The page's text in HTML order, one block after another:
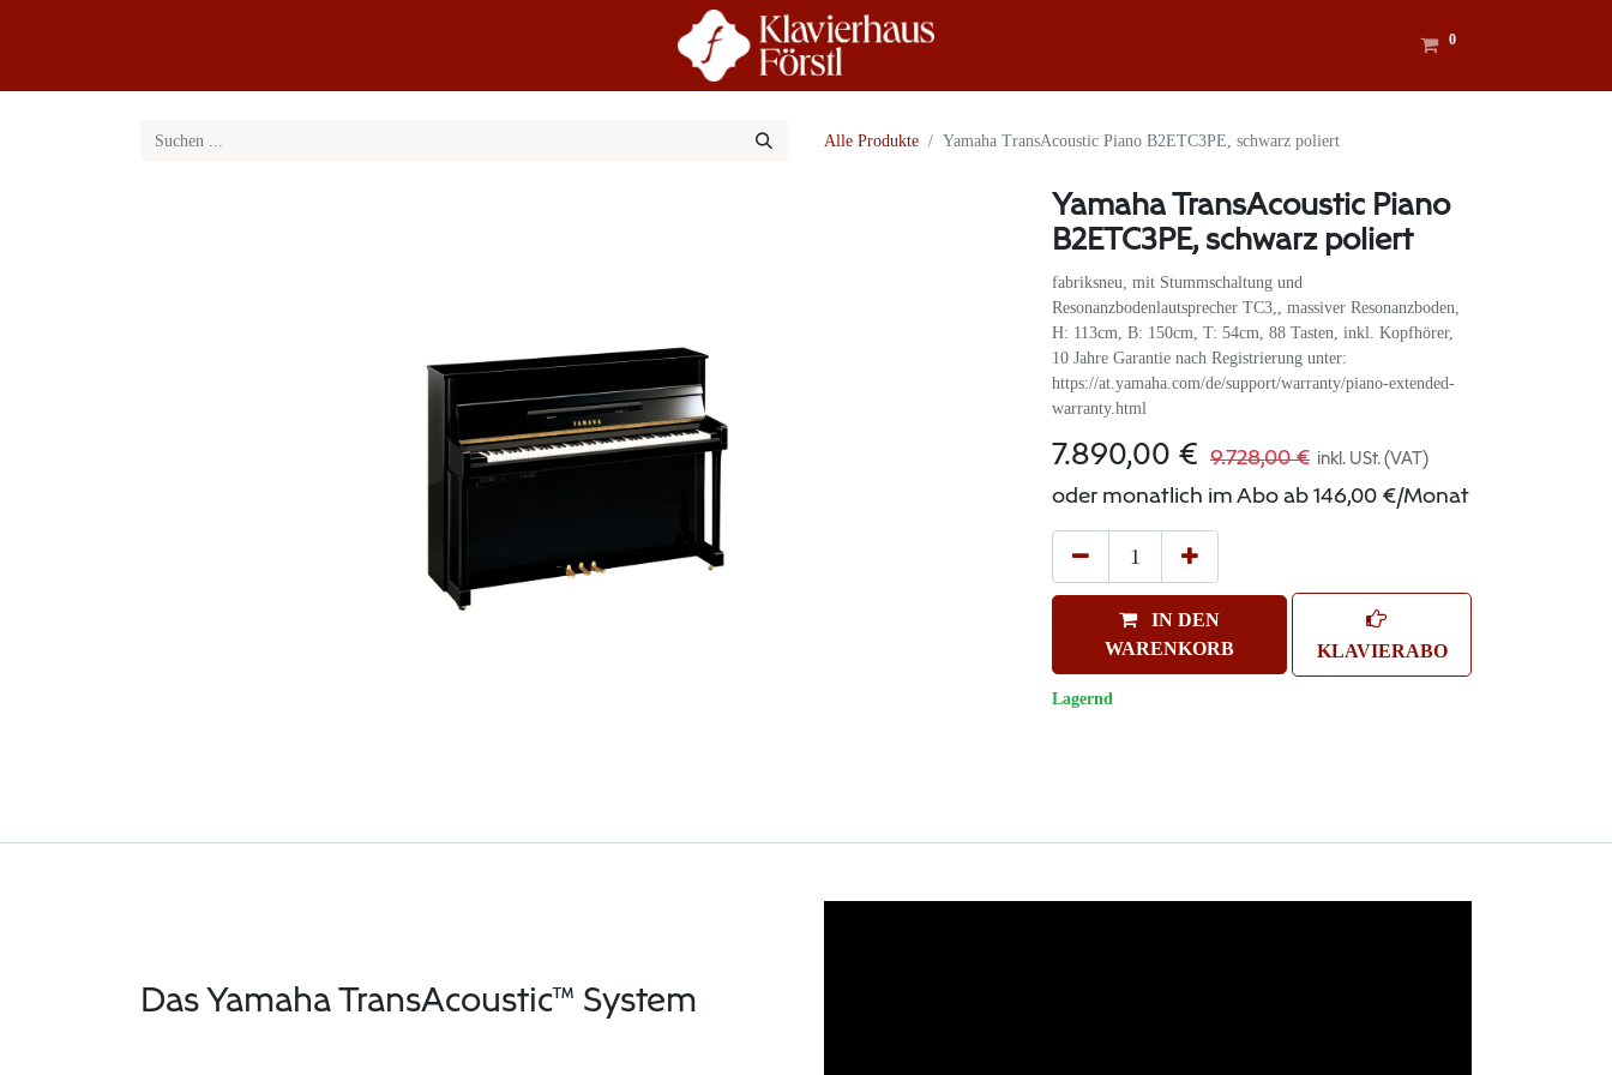
0
Alle Produkte Yamaha TransAcoustic Piano B2ETC3PE, schwarz poliert
Yamaha TransAcoustic Piano
B2ETC3PE, schwarz poliert
fabriksneu, mit Stummschaltung und
Resonanzbodenlautsprecher TC3,, massiver Resonanzboden,
H: 113cm, B: 150cm, T: 54cm, 88 Tasten, inkl. Kopfhörer,
10 Jahre Garantie nach Registrierung unter:
https://at.yamaha.com/de/support/warranty/piano-extended-
warranty.html
7.890,00 € 9.728,00€ inkl. USt. (VAT)
oder monatlich im Abo ab 146,00 €/Monat
IN DEN
WARENKORB
KLAVIERABO
Lagernd
Das Yamaha TransAcoustic™ System